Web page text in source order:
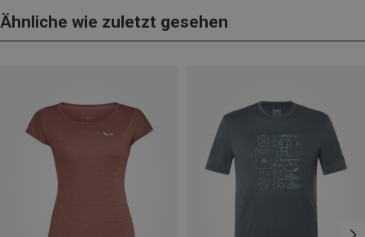
Ähnliche wie zuletzt gesehen